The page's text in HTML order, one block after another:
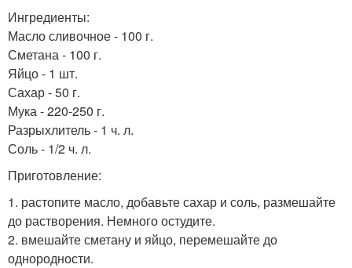
Ингредиенты:
Масло сливочное - 100 г.
Сметана - 100 г.
Яйцо - 1 шт.
Сахар - 50 г.
Мука - 220-250 г.
Разрыхлитель - 1 ч. л.
Соль - 1/2 ч. л.
Приготовление:
1. растопите масло, добавьте сахар и соль, размешайте
до растворения. Немного остудите.
2. вмешайте сметану и яйцо, перемешайте до
однородности.